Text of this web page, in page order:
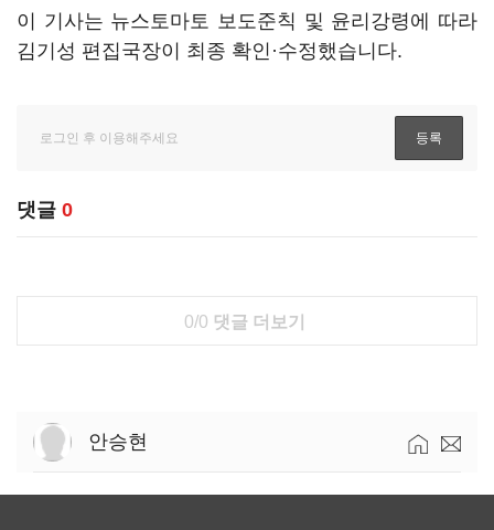
이 기사는 뉴스토마토 보도준칙 및 윤리강령에 따라
김기성 편집국장이 최종 확인·수정했습니다.
댓글 0
0/0 댓글 더보기
안승현